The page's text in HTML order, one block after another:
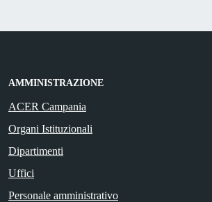
AMMINISTRAZIONE
ACER Campania
Organi Istituzionali
Dipartimenti
Uffici
Personale amministrativo